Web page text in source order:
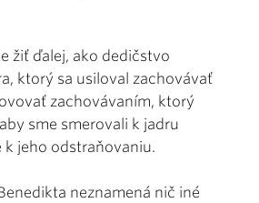
žiť ďalej, ako dedičstvo
ktorý sa usiloval zachovávať
zachovávaním, ktorý
sme smerovali k jadru
k jeho odstraňovaniu.
neznamená nič iné